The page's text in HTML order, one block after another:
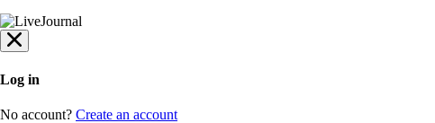
Log in
No account? Create an account